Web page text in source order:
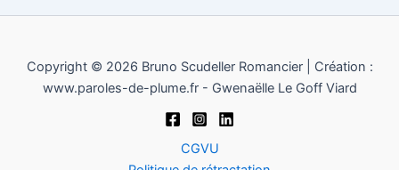
Copyright © 2026 Bruno Scudeller Romancier | Création :
www.paroles-de-plume.fr - Gwenaëlle Le Goff Viard
CGVU